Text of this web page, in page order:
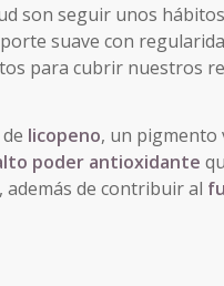
son seguir unos
suave con
para cubrir nuestros
licopeno, un pigmento
poder antioxidante
además de contribuir al